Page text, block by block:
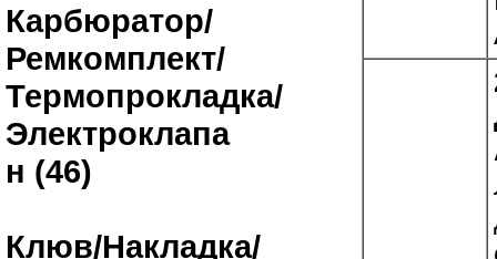
Карбюратор/
Ремкомплект/
Термопрокладка/
Электроклапа
н (46)
Клюв/Накладка/